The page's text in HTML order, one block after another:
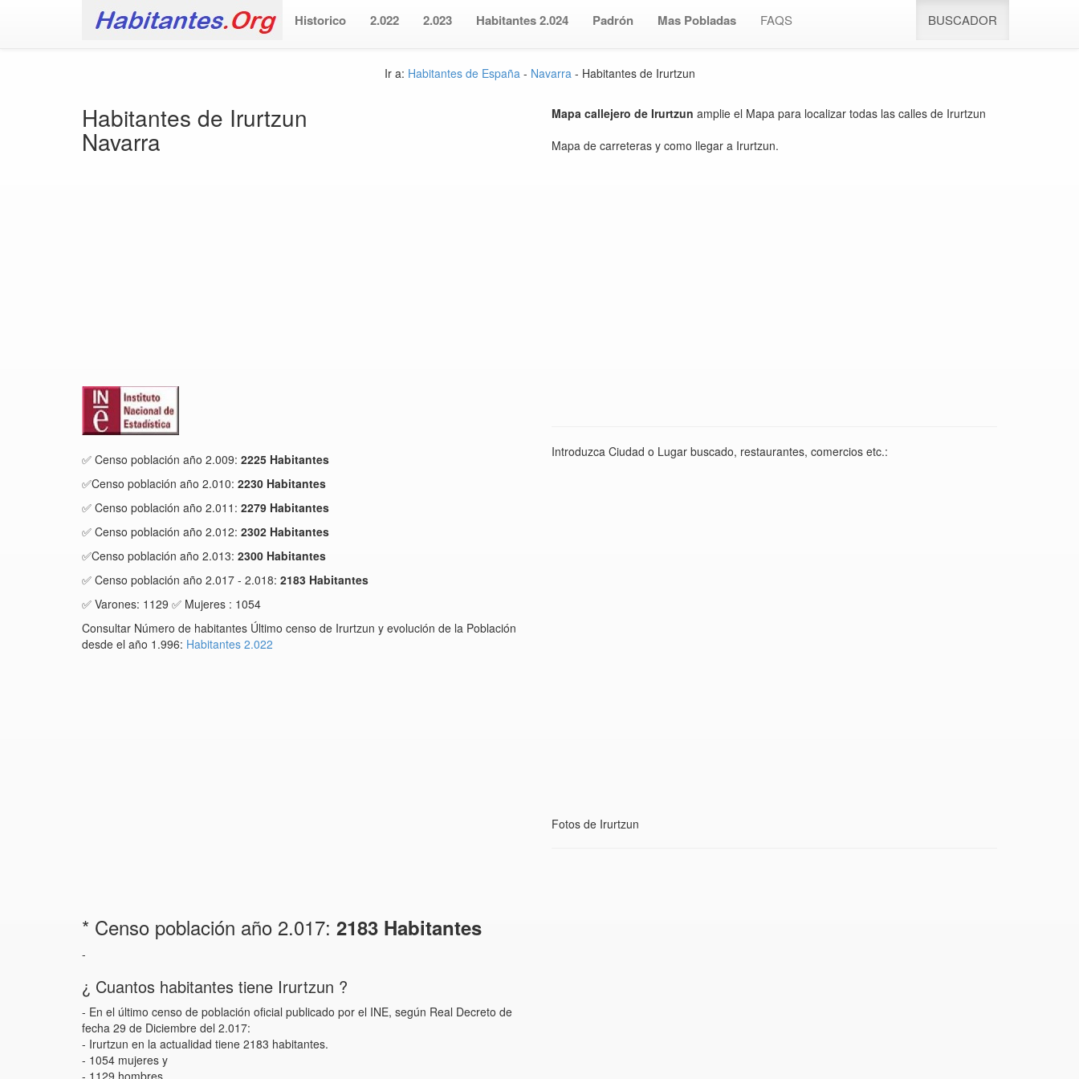
Historico 2.022 2.023 Habitantes 2.024 Padrón Mas Pobladas FAQS BUSCADOR
Ir a: Habitantes de España - Navarra- Habitantes de Irurtzun
Habitantes de Irurtzun
Navarra
✅ Censo población año 2.009: 2225 Habitantes
✅Censo población año 2.010: 2230 Habitantes
✅ Censo población año 2.011: 2279 Habitantes
✅ Censo población año 2.012: 2302 Habitantes
✅Censo población año 2.013: 2300 Habitantes
✅ Censo población año 2.017 - 2.018: 2183 Habitantes
✅ Varones: 1129 ✅ Mujeres : 1054
Consultar Número de habitantes Último censo de Irurtzun y evolución de la Población
desde el año 1.996: Habitantes 2.022
* Censo población año 2.017: 2183 Habitantes
-
¿ Cuantos habitantes tiene Irurtzun ?
- En el último censo de población oficial publicado por el INE, según Real Decreto de
fecha 29 de Diciembre del 2.017:
- Irurtzun en la actualidad tiene 2183 habitantes.
- 1054 mujeres y
- 1129 hombres
Mapa callejero de Irurtzun amplie el Mapa para localizar todas las calles de Irurtzun
Mapa de carreteras y como llegar a Irurtzun.
Introduzca Ciudad o Lugar buscado, restaurantes, comercios etc.:
Fotos de Irurtzun